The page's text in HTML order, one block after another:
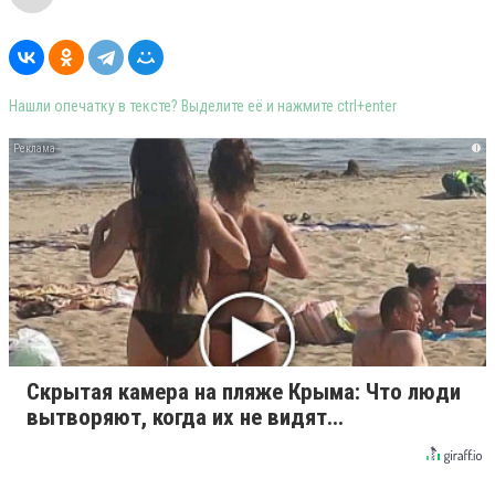
Нашли опечатку в тексте? Выделите её и нажмите ctrl+enter
i
Скрытая камера на пляже Крыма: Что люди
вытворяют, когда их не видят...